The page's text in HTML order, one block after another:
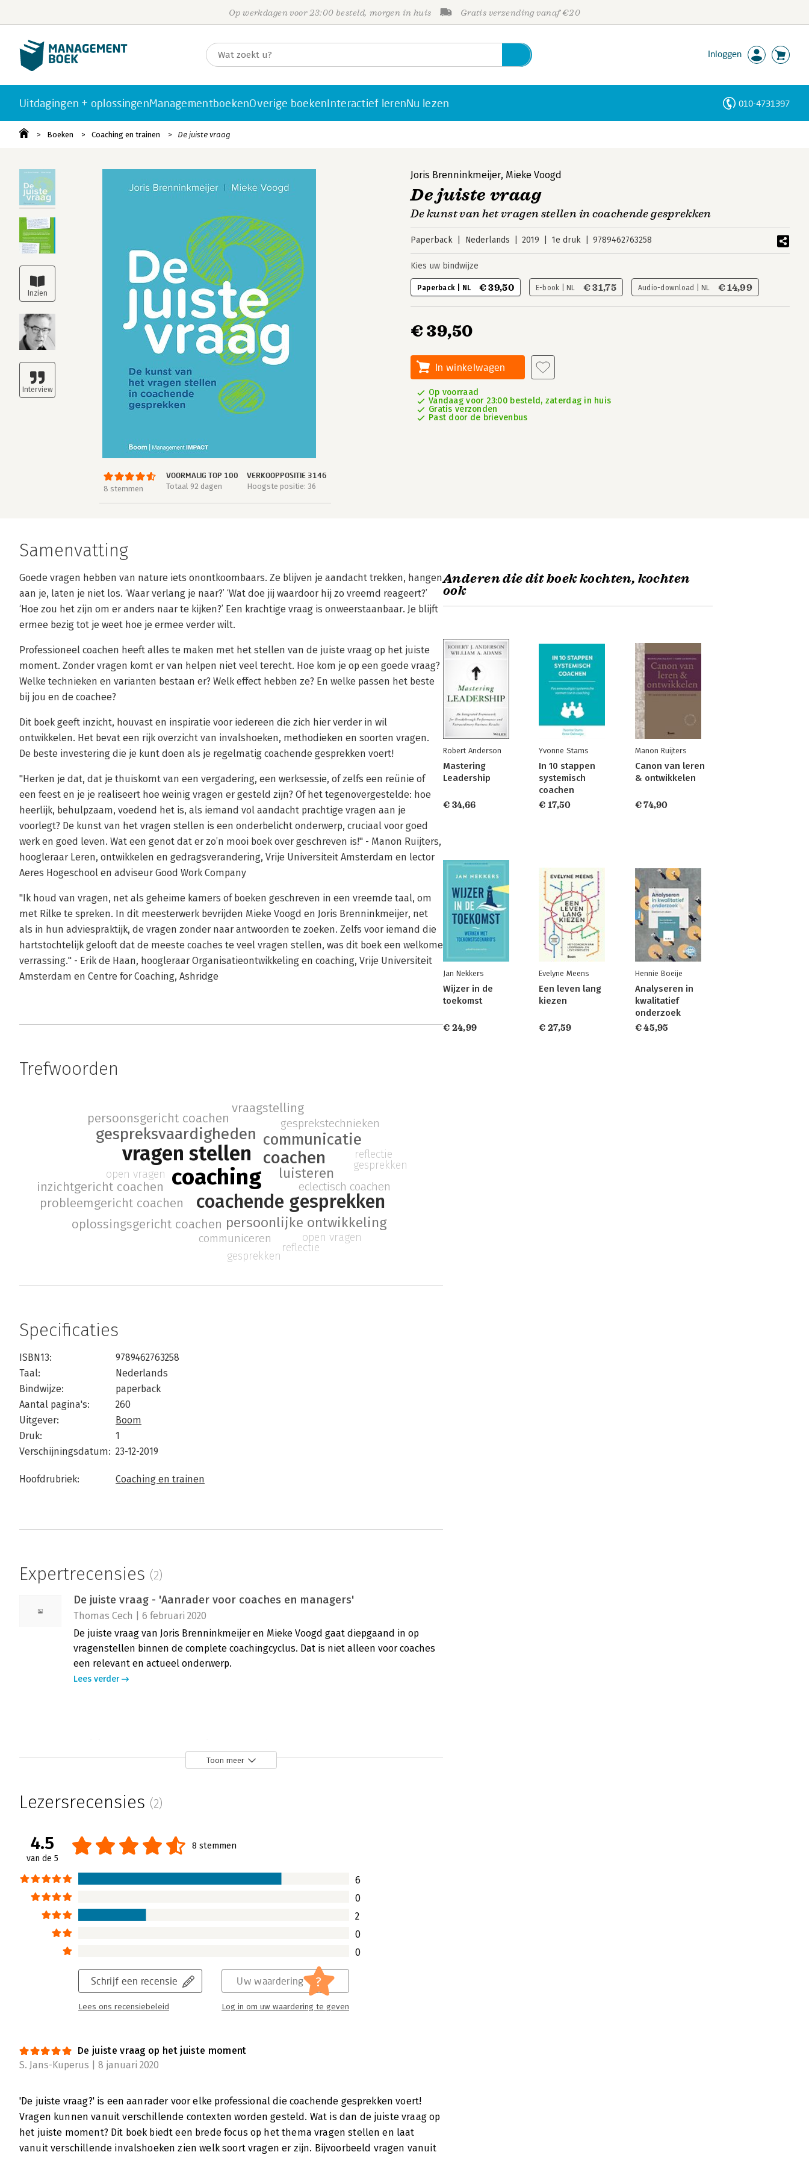
Op werkdagen voor 23:00 besteld, morgen in huis Gratis verzending vanaf €20
Inloggen
Uitdagingen + oplossingenManagementboekenOverige boekenInteractief lerenNu lezen 010-4731397
Boeken Coaching en trainen De juiste vraag
8 stemmen
VOORMALIG TOP 100
Totaal 92 dagen
VERKOOPPOSITIE 3146
Hoogste positie: 36
Joris Brenninkmeijer, Mieke Voogd
De juiste vraag
De kunst van het vragen stellen in coachende gesprekken
Paperback Nederlands 2019 1e druk 9789462763258
Kies uw bindwijze
Paperback | NL € 39,50 E-book | NL € 31,75 Audio-download | NL € 14,99
€ 39,50
In winkelwagen
Op voorraad
Vandaag voor 23:00 besteld, zaterdag in huis
Gratis verzonden
Past door de brievenbus
Samenvatting
Goede vragen hebben van nature iets onontkoombaars. Ze blijven je aandacht trekken, hangen
aan je, laten je niet los. ‘Waar verlang je naar?’ ‘Wat doe jij waardoor hij zo vreemd reageert?’
‘Hoe zou het zijn om er anders naar te kijken?’ Een krachtige vraag is onweerstaanbaar. Je blijft
ermee bezig tot je weet hoe je ermee verder wilt.
Professioneel coachen heeft alles te maken met het stellen van de juiste vraag op het juiste
moment. Zonder vragen komt er van helpen niet veel terecht. Hoe kom je op een goede vraag?
Welke technieken en varianten bestaan er? Welk effect hebben ze? En welke passen het beste
bij jou en de coachee?
Dit boek geeft inzicht, houvast en inspiratie voor iedereen die zich hier verder in wil
ontwikkelen. Het bevat een rijk overzicht van invalshoeken, methodieken en soorten vragen.
De beste investering die je kunt doen als je regelmatig coachende gesprekken voert!
"Herken je dat, dat je thuiskomt van een vergadering, een werksessie, of zelfs een reünie of
een feest en je je realiseert hoe weinig vragen er gesteld zijn? Of het tegenovergestelde: hoe
heerlijk, behulpzaam, voedend het is, als iemand vol aandacht prachtige vragen aan je
voorlegt? De kunst van het vragen stellen is een onderbelicht onderwerp, cruciaal voor goed
werk en goed leven. Wat een genot dat er zo’n mooi boek over geschreven is!" - Manon Ruijters,
hoogleraar Leren, ontwikkelen en gedragsverandering, Vrije Universiteit Amsterdam en lector
Aeres Hogeschool en adviseur Good Work Company
"Ik houd van vragen, net als geheime kamers of boeken geschreven in een vreemde taal, om
met Rilke te spreken. In dit meesterwerk bevrijden Mieke Voogd en Joris Brenninkmeijer, net
als in hun adviespraktijk, de vragen zonder naar antwoorden te zoeken. Zelfs voor iemand die
hartstochtelijk gelooft dat de meeste coaches te veel vragen stellen, was dit boek een welkome
verrassing." - Erik de Haan, hoogleraar Organisatieontwikkeling en coaching, Vrije Universiteit
Amsterdam en Centre for Coaching, Ashridge
Trefwoorden
coaching
vragen stellen
coachende gesprekken
coachen
gespreksvaardigheden communicatie
luisteren
persoonlijke ontwikkeling
oplossingsgericht coachen
probleemgericht coachen
persoonsgericht coachen
inzichtgericht coachen
vraagstelling
gesprekstechnieken
eclectisch coachen
communiceren
open vragen
reflectie
gesprekken
open vragen
reflectie
gesprekken
Specificaties
ISBN13:
9789462763258
Taal:
Nederlands
Bindwijze:
paperback
Aantal pagina's:
260
Uitgever:
Boom
Druk:
1
Verschijningsdatum: 23-12-2019
Hoofdrubriek: Coaching en trainen
Expertrecensies (2)
De juiste vraag - 'Aanrader voor coaches en managers'
Thomas Cech | 6 februari 2020
De juiste vraag van Joris Brenninkmeijer en Mieke Voogd gaat diepgaand in op
vragenstellen binnen de complete coachingcyclus. Dat is niet alleen voor coaches
een relevant en actueel onderwerp.
Lees verder
Henk Jan Kamsteeg | 31 januari 2020
De auteurs bieden tools voor het stellen van de juiste vragen, op de juiste
momenten. Het is een mooi naslagwerk waar je ter voorbereiding van een
Lees verder
Toon meer
Lezersrecensies (2)
4.5
van de 5
8 stemmen
6
0
2
0
0
Schrijf een recensie
Lees ons recensiebeleid
Uw waardering ?
Log in om uw waardering te geven
De juiste vraag op het juiste moment
S. Jans-Kuperus | 8 januari 2020
'De juiste vraag?' is een aanrader voor elke professional die coachende gesprekken voert!
Vragen kunnen vanuit verschillende contexten worden gesteld. Wat is dan de juiste vraag op
het juiste moment? Dit boek biedt een brede focus op het thema vragen stellen en laat
vanuit verschillende invalshoeken zien welk soort vragen er zijn. Bijvoorbeeld vragen vanuit
Anderen die dit boek kochten, kochten
ook
Robert Anderson
Mastering
Leadership
€ 34,66
Yvonne Stams
In 10 stappen
systemisch
coachen
€ 17,50
Manon Ruijters
Canon van leren
& ontwikkelen
€ 74,90
Jan Nekkers
Wijzer in de
toekomst
€ 24,99
Evelyne Meens
Een leven lang
kiezen
€ 27,59
Hennie Boeije
Analyseren in
kwalitatief
onderzoek
€ 45,95
Personen